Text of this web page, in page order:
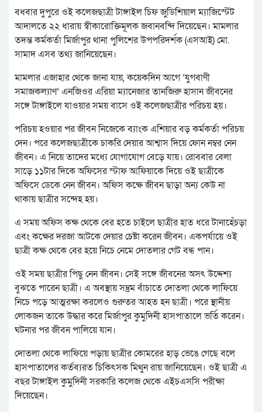
বধবার দুপুরে ওই কলেজছাত্রী টাঙ্গাইল চিফ জুডিশিয়াল ম্যাজিস্টেট
আদালতে ২২ ধারায় স্বীকারোক্তিমূলক জবানবন্দি দিয়েছেন। মামলার
তদন্ত কর্মকর্তা মির্জাপুর থানা পুলিশের উপপরিদর্শক (এসআই) মো.
সামাদ এসব তথ্য জানিয়েছেন।
মামলার এজাহার থেকে জানা যায়, কয়েকদিন আগে ‘যুগবাণী
সমাজকল্যাণ’ এনজিওর এরিয়া ম্যানেজার তানজিরু হাসান জীবনের
সঙ্গে টাঙ্গাইলে যাওয়ার সময় বাসে ওই কলেজছাত্রীর পরিচয় হয়।
পরিচয় হওয়ার পর জীবন নিজেকে ব্যাংক এশিয়ার বড় কর্মকর্তা পরিচয়
দেন। পরে কলেজছাত্রীকে চাকরি দেয়ার আশ্বাস দিয়ে ফোন নম্বর নেন
জীবন। এ নিয়ে তাদের মধ্যে যোগাযোগ বেড়ে যায়। রোববার বেলা
সাড়ে ১১টার দিকে অফিসের স্টাফ আফিয়াকে দিয়ে ওই ছাত্রীকে
অফিসে ডেকে নেন জীবন। অফিস কক্ষে জীবন ছাড়া অন্য কেউ না
থাকায় ছাত্রীর সন্দেহ হয়।
এ সময় অফিস কক্ষ থেকে বের হতে চাইলে ছাত্রীর হাত ধরে টানাহেঁচড়া
এবং কক্ষের দরজা আটকে দেয়ার চেষ্টা করেন জীবন। একপর্যায়ে ওই
ছাত্রী কক্ষ থেকে বের হয়ে নিচে নেমে দোতলার গেট বন্ধ পান।
ওই সময় ছাত্রীর পিছু নেন জীবন। সেই সঙ্গে জীবনের অসৎ উদ্দেশ্য
বুঝতে পারেন ছাত্রী। এ অবস্থায় সম্ভ্রম বাঁচাতে দোতলা থেকে লাফিয়ে
নিচে পড়ে আত্মরক্ষা করলেও গুরুতর আহত হন ছাত্রী। পরে স্থানীয়
লোকজন তাকে উদ্ধার করে মির্জাপুর কুমুদিনী হাসপাতালে ভর্তি করেন।
ঘটনার পর জীবন পালিয়ে যান।
দোতলা থেকে লাফিয়ে পড়ায় ছাত্রীর কোমরের হাড় ভেঙে গেছে বলে
হাসপাতালের কর্তব্যরত চিকিৎসক মিথুন রায় জানিয়েছেন। ওই ছাত্রী এ
বছর টাঙ্গাইল কুমুদিনী সরকারি কলেজ থেকে এইচএসসি পরীক্ষা
দিয়েছেন।